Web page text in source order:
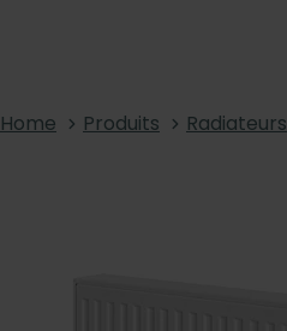
Home Produits Radiateurs